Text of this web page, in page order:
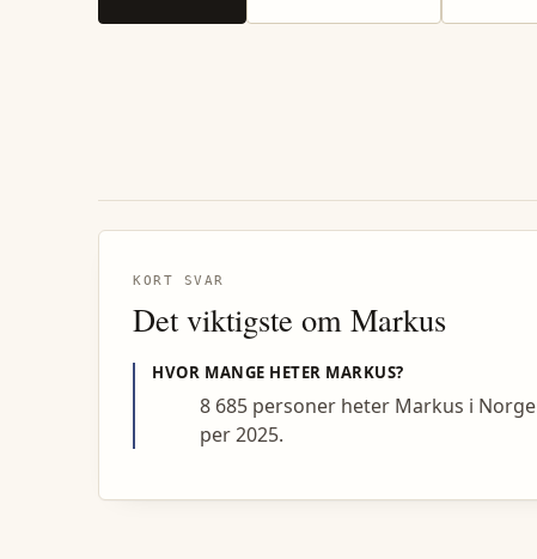
KORT SVAR
Det viktigste om Markus
HVOR MANGE HETER MARKUS?
8 685 personer heter Markus i Norge
per 2025.